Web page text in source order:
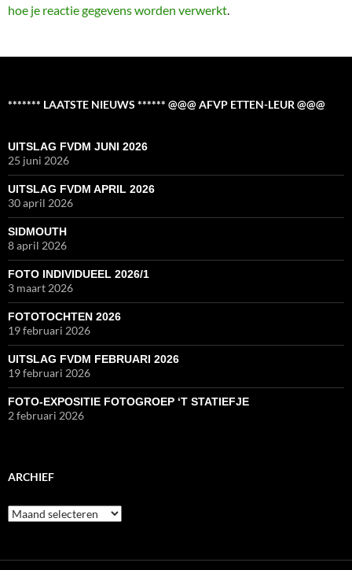
hoe je reactie gegevens worden verwerkt.
******* LAATSTE NIEUWS ****** @@@ AFVP ETTEN-LEUR @@@
UITSLAG FVDM JUNI 2026
25 juni 2026
UITSLAG FVDM APRIL 2026
30 april 2026
SIDMOUTH
8 april 2026
FOTO INDIVIDUEEL 2026/1
3 maart 2026
FOTOTOCHTEN 2026
19 februari 2026
UITSLAG FVDM FEBRUARI 2026
19 februari 2026
FOTO-EXPOSITIE FOTOGROEP ‘T STATIEFJE
2 februari 2026
ARCHIEF
Archief